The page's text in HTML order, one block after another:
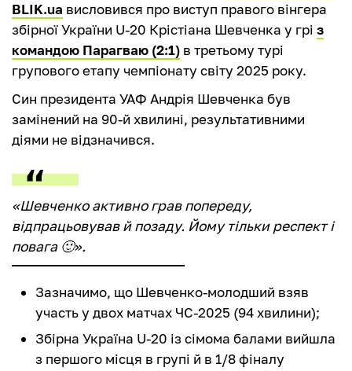
BLIK.ua висловився про виступ правого вінгера
збірної України U-20 Крістіана Шевченка у грі з
командою Парагваю (2:1) в третьому турі
групового етапу чемпіонату світу 2025 року.
Син президента УАФ Андрія Шевченка був
замінений на 90-й хвилині, результативними
діями не відзначився.
«Шевченко активно грав попереду,
відпрацьовував й позаду. Йому тільки респект і
повага 🙂».
Зазначимо, що Шевченко-молодший взяв
участь у двох матчах ЧС-2025 (94 хвилини);
Збірна Україна U-20 із сімома балами вийшла
з першого місця в групі й в 1/8 фіналу